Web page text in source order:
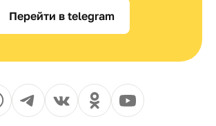
Перейти в telegram